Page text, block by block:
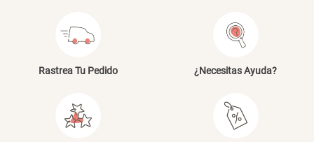
Dirección de email
Escribe un comentario
Rastrea Tu Pedido ¿Necesitas Ayuda?
Canasto Bambú
S/ 35.90